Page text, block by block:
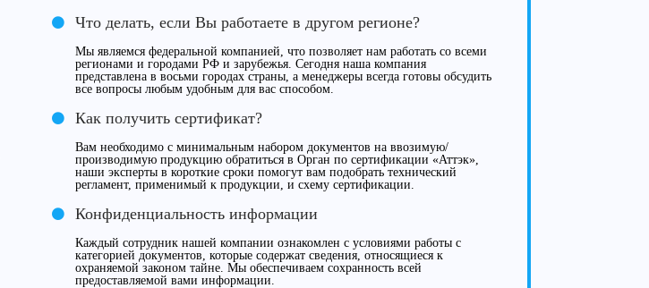
Что делать, если Вы работаете в другом регионе?
Мы являемся федеральной компанией, что позволяет нам работать со всеми
регионами и городами РФ и зарубежья. Сегодня наша компания
представлена в восьми городах страны, а менеджеры всегда готовы обсудить
все вопросы любым удобным для вас способом.
Как получить сертификат?
Вам необходимо с минимальным набором документов на ввозимую/
производимую продукцию обратиться в Орган по сертификации «Аттэк»,
наши эксперты в короткие сроки помогут вам подобрать технический
регламент, применимый к продукции, и схему сертификации.
Конфиденциальность информации
Каждый сотрудник нашей компании ознакомлен с условиями работы с
категорией документов, которые содержат сведения, относящиеся к
охраняемой законом тайне. Мы обеспечиваем сохранность всей
предоставляемой вами информации.